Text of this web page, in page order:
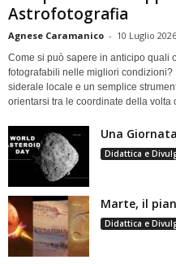
Astrofotografia
Agnese Caramanico - 10 Luglio 2026
Come si può sapere in anticipo quali
fotografabili nelle migliori condizioni?
siderale locale e un semplice
orientarsi tra le coordinate della volta
Una
Didattica e
Marte, il
Didattica e